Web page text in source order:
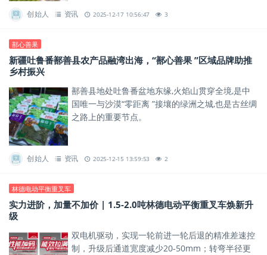
创始人 资讯 2025-12-17 10:56:47 3
鄯心善果
新疆吐鲁番鄯善县农产品融湾出海，“鄯心善果 ”区域品牌助推
乡村振兴
鄯善县地处吐鲁番盆地东缘,火焰山贯穿全境,是中
国唯一与沙漠“零距离 ”接壤的绿洲之城,也是古丝绸
之路上的重要节点。
创始人 资讯 2025-12-15 13:59:53 2
林德电动平衡重叉车
实力进阶，加量不加价 | 1.5-2.0吨林德电动平衡重叉车焕新升
级
双电机驱动，实现一轮前进一轮后退的精准差速控
制，升级后通道宽度减少20-50mm；转弯半径更